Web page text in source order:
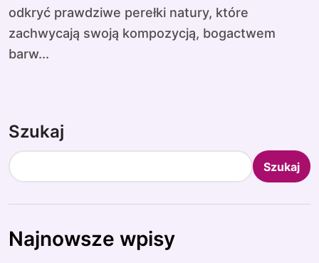
odkryć prawdziwe perełki natury, które
zachwycają swoją kompozycją, bogactwem
barw...
Szukaj
Szukaj
Najnowsze wpisy